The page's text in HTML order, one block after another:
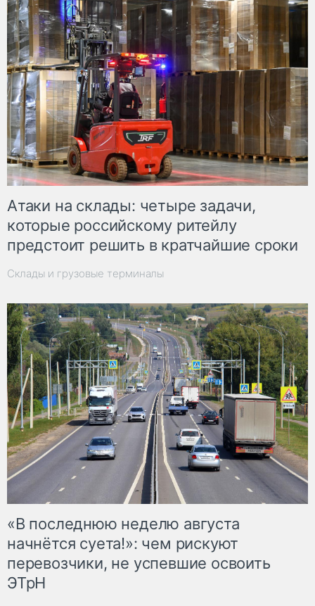
Атаки на склады: четыре задачи,
которые российскому ритейлу
предстоит решить в кратчайшие сроки
Склады и грузовые терминалы
«В последнюю неделю августа
начнётся суета!»: чем рискуют
перевозчики, не успевшие освоить
ЭТрН